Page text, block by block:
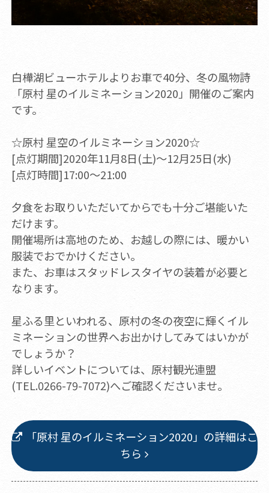
白樺湖ビューホテルよりお車で40分、冬の風物詩
「原村 星のイルミネーション2020」開催のご案内
です。
☆原村 星空のイルミネーション2020☆
[点灯期間]2020年11月8日(土)～12月25日(水)
[点灯時間]17:00～21:00
夕食をお取りいただいてからでも十分ご堪能いた
だけます。
開催場所は高地のため、お越しの際には、暖かい
服装でおでかけください。
また、お車はスタッドレスタイヤの装着が必要と
なります。
星ふる里といわれる、原村の冬の夜空に輝くイル
ミネーションの世界へお出かけしてみてはいかが
でしょうか？
詳しいイベントについては、原村観光連盟
(TEL.0266-79-7072)へご確認くださいませ。
「原村 星のイルミネーション2020」の詳細はこ
ちら